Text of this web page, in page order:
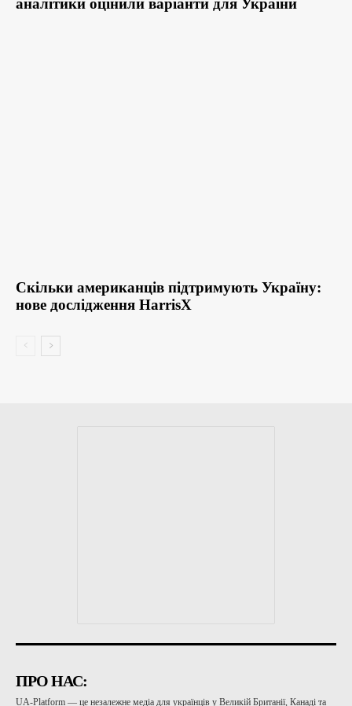
аналітики оцінили варіанти для України
Скільки американців підтримують Україну:
нове дослідження HarrisX
ПРО НАС:
UA-Platform — це незалежне медіа для українців у Великій Британії, Канаді та